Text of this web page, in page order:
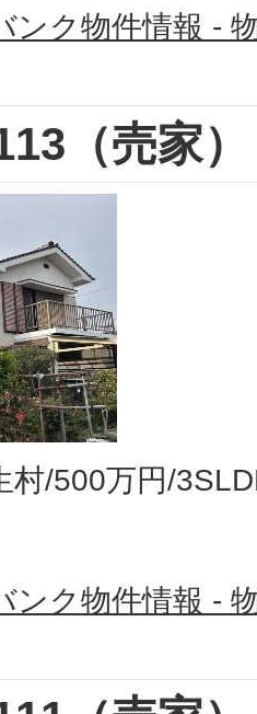
ンク物件情報 -
（売家）
村/500万円/
ンク物件情報 -